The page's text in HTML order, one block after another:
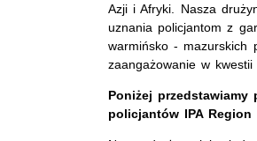
Azji i Afryki. Nasza
uznania policjantom z
warmińsko - mazurskich
zaangażowanie w
Poniżej
policjantów IPA Region